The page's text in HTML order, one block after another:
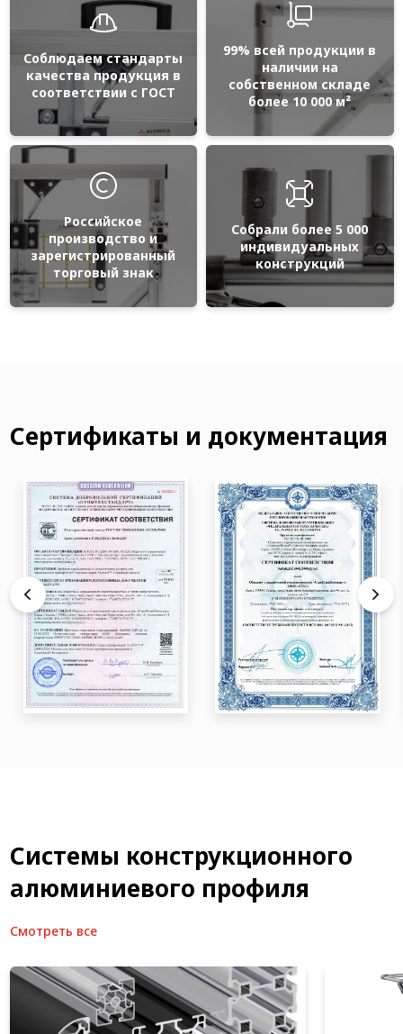
Соблюдаем стандарты
качества продукция в
соответствии с ГОСТ
99% всей продукции в
наличии на
собственном складе
более 10 000 м²
Российское
производство и
зарегистрированный
торговый знак
Собрали более 5 000
индивидуальных
конструкций
Сертификаты и документация
Системы конструкционного
алюминиевого профиля
Смотреть все